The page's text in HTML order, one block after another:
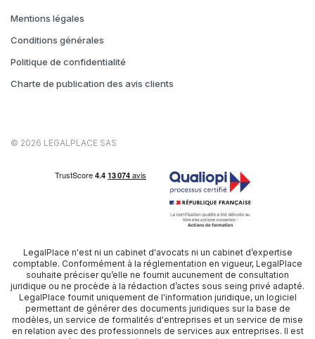
Mentions légales
Conditions générales
Politique de confidentialité
Charte de publication des avis clients
© 2026 LEGALPLACE SAS
LegalPlace n'est ni un cabinet d'avocats ni un cabinet d’expertise
comptable. Conformément à la réglementation en vigueur, LegalPlace
souhaite préciser qu’elle ne fournit aucunement de consultation
juridique ou ne procède à la rédaction d’actes sous seing privé adapté.
LegalPlace fournit uniquement de l'information juridique, un logiciel
permettant de générer des documents juridiques sur la base de
modèles, un service de formalités d'entreprises et un service de mise
en relation avec des professionnels de services aux entreprises. Il est